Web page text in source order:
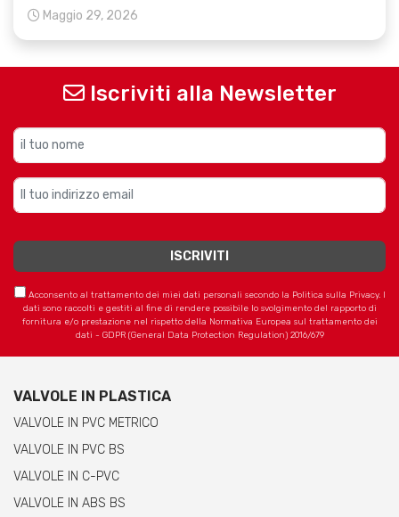
Maggio 29, 2026
Iscriviti alla Newsletter
Acconsento al trattamento dei miei dati personali secondo la Politica sulla Privacy. I
dati sono raccolti e gestiti al fine di rendere possibile lo svolgimento del rapporto di
fornitura e/o prestazione nel rispetto della Normativa Europea sul trattamento dei
dati - GDPR (General Data Protection Regulation) 2016/679
VALVOLE IN PLASTICA
VALVOLE IN PVC METRICO
VALVOLE IN PVC BS
VALVOLE IN C-PVC
VALVOLE IN ABS BS